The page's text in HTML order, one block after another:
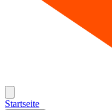
Startseite